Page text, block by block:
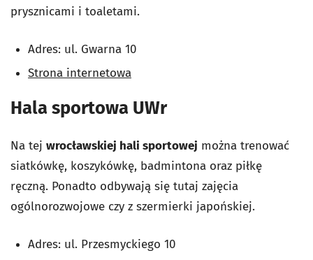
prysznicami i toaletami.
Adres: ul. Gwarna 10
Strona internetowa
Hala sportowa UWr
Na tej wrocławskiej hali sportowej można trenować
siatkówkę, koszykówkę, badmintona oraz piłkę
ręczną. Ponadto odbywają się tutaj zajęcia
ogólnorozwojowe czy z szermierki japońskiej.
Adres: ul. Przesmyckiego 10